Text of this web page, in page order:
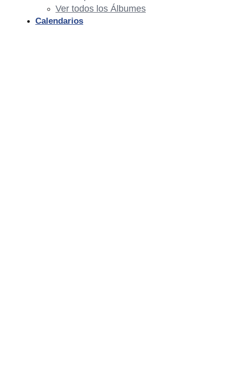
Ver todos los Álbumes
Calendarios